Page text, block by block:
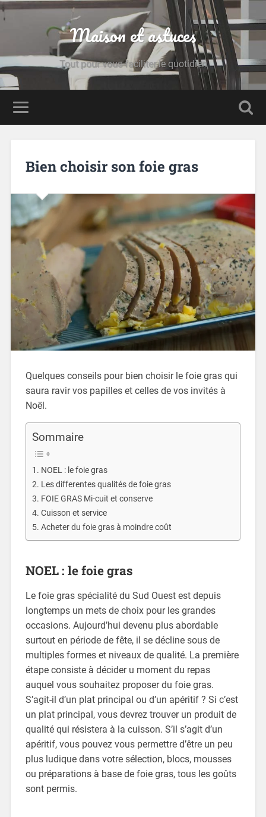
Maison et astuces
Tout pour vous faciliter le quotidien
Bien choisir son foie gras
Quelques conseils pour bien choisir le foie gras qui
saura ravir vos papilles et celles de vos invités à
Noël.
Sommaire
NOEL : le foie gras
Les differentes qualités de foie gras
FOIE GRAS Mi-cuit et conserve
Cuisson et service
Acheter du foie gras à moindre coût
NOEL : le foie gras
Le foie gras spécialité du Sud Ouest est depuis
longtemps un mets de choix pour les grandes
occasions. Aujourd’hui devenu plus abordable
surtout en période de fête, il se décline sous de
multiples formes et niveaux de qualité. La première
étape consiste à décider u moment du repas
auquel vous souhaitez proposer du foie gras.
S’agit-il d’un plat principal ou d’un apéritif ? Si c’est
un plat principal, vous devrez trouver un produit de
qualité qui résistera à la cuisson. S’il s’agit d’un
apéritif, vous pouvez vous permettre d’être un peu
plus ludique dans votre sélection, blocs, mousses
ou préparations à base de foie gras, tous les goûts
sont permis.